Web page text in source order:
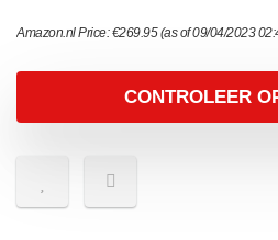
Amazon.nl Price:€269.95(as of 09/04/2023
CONTROLEER